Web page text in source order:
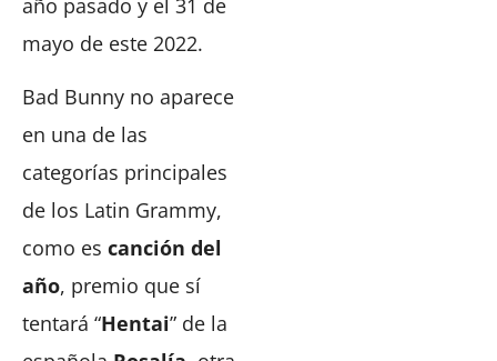
año pasado y el 31 de
mayo de este 2022.
Bad Bunny no aparece
en una de las
categorías principales
de los Latin Grammy,
como es canción del
año, premio que sí
tentará “Hentai” de la